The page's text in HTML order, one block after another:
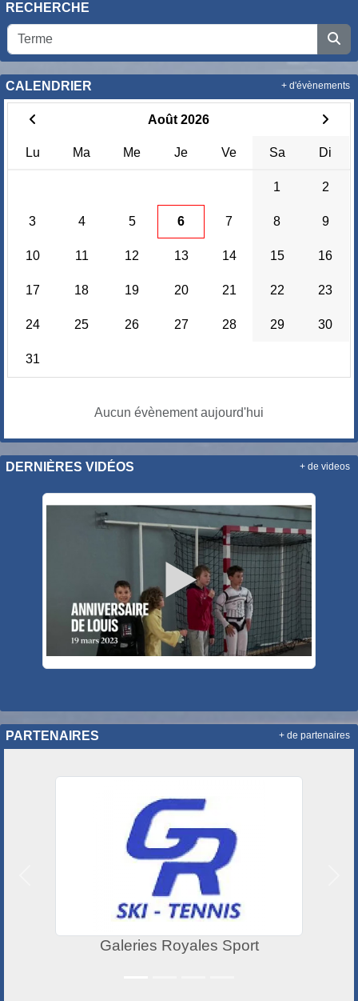
RECHERCHE
CALENDRIER
Août 2026
Lu Ma Me Je Ve Sa Di
1 2
3 4 5 6 7 8 9
10 11 12 13 14 15 16
17 18 19 20 21 22 23
24 25 26 27 28 29 30
31
Aucun évènement aujourd'hui
+ d'évènements
DERNIÈRES VIDÉOS + de videos
PARTENAIRES
Galeries Royales Sport
+ de partenaires